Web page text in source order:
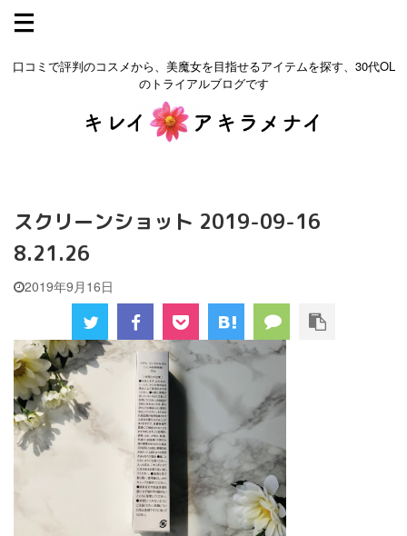
口コミで評判のコスメから、美魔女を目指せるアイテムを探す、30代OL
のトライアルブログです
スクリーンショット 2019-09-16
8.21.26
2019年9月16日